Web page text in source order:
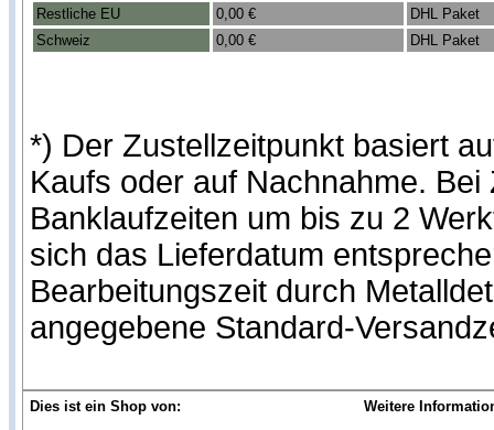
Restliche EU
0,00 €
DHL Paket
Schweiz
0,00 € DHL Paket
*) Der Zustellzeitpunkt basiert
Kaufs oder auf Nachnahme.
Banklaufzeiten um bis zu 2
sich das Lieferdatum
Bearbeitungszeit durch
angegebene Standard-
Dies ist ein Shop von:
Weitere